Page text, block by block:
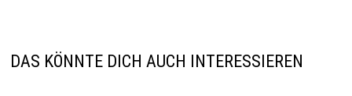
DAS KÖNNTE DICH AUCH INTERESSIEREN